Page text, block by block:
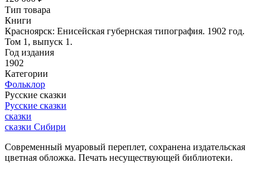
Тип товара
Книги
Красноярск: Енисейская губернская типография. 1902 год.
Том 1, выпуск 1.
Год издания
1902
Категории
Фольклор
Русские сказки
Русские сказки
сказки
сказки Сибири
Современный муаровый переплет, сохранена издательская
цветная обложка. Печать несуществующей библиотеки.